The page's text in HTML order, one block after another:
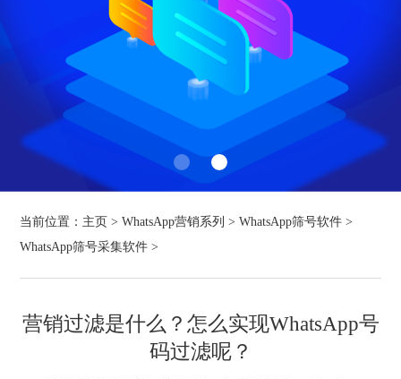
当前位置： 主页 >WhatsApp营销系列 >WhatsApp筛号软件 >
WhatsApp筛号采集软件 >
营销过滤是什么？怎么实现WhatsApp号
码过滤呢？